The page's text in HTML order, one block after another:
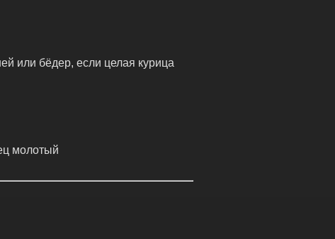
или бёдер, если целая курица
молотый